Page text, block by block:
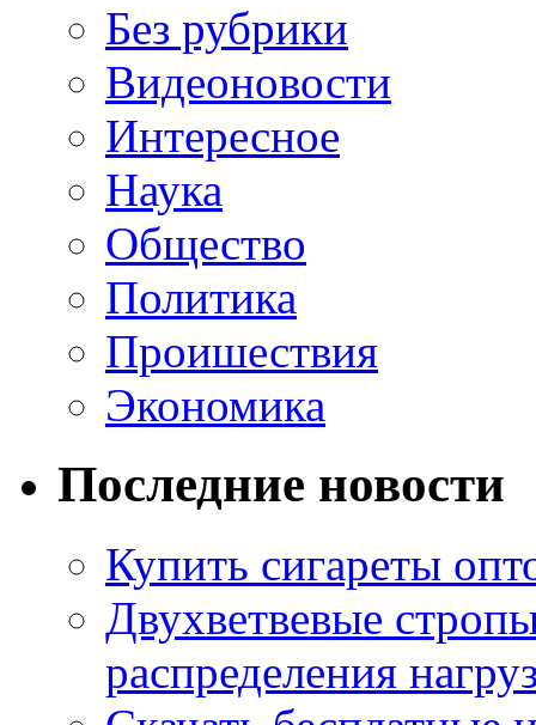
Без рубрики
Видеоновости
Интересное
Наука
Общество
Политика
Проишествия
Экономика
Последние новости
Купить сигареты
Двухветвевые
распределения